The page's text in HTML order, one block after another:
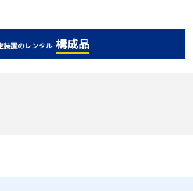
装置のレンタル 構成品